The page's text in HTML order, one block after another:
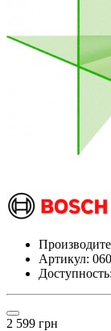
Артикул:
2 599 грн